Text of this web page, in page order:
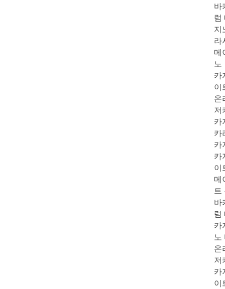
바
럼
지
라
메
노
카
이
온
저
카
카
카
카
이
메
트
바
럼
카
노
온
저
카
이